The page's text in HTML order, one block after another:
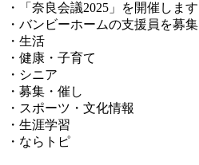
・「奈良会議2025」を開催します
・バンビーホームの支援員を募集
・生活
・健康・子育て
・シニア
・募集・催し
・スポーツ・文化情報
・生涯学習
・ならトピ